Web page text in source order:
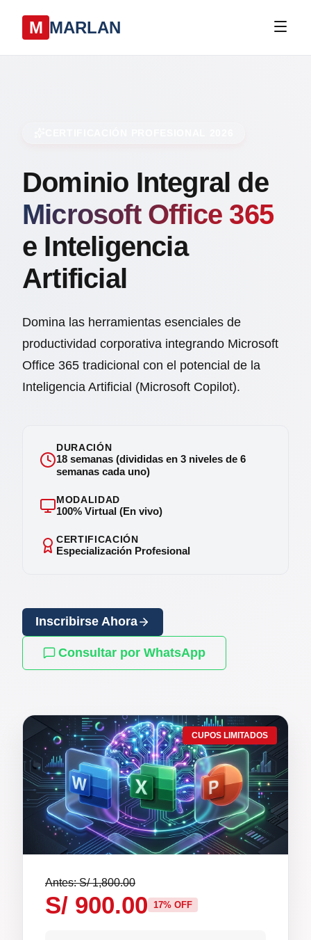
M MARLAN
Dominio Integral de
Microsoft Office 365
e Inteligencia
Artificial
Domina las herramientas esenciales de
productividad corporativa integrando Microsoft
Office 365 tradicional con el potencial de la
Inteligencia Artificial (Microsoft Copilot).
DURACIÓN
18 semanas (divididas en 3 niveles de 6
semanas cada uno)
MODALIDAD
100% Virtual (En vivo)
CERTIFICACIÓN
Especialización Profesional
Inscribirse Ahora
Consultar por WhatsApp
CUPOS LIMITADOS
Antes: S/ 1,800.00
S/ 900.00 17% OFF